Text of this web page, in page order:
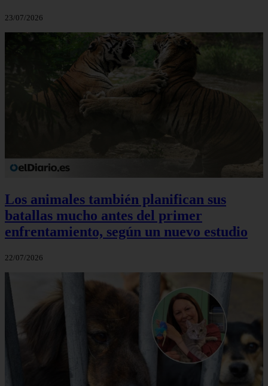
23/07/2026
Los animales también planifican sus
batallas mucho antes del primer
enfrentamiento, según un nuevo estudio
22/07/2026